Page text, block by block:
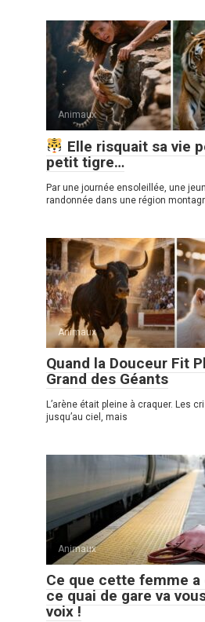
Animaux
Elle risquait sa vie
petit tigre…
Par une journée ensoleillée, une
randonnée dans une région
Animaux
Quand la Douceur Fit
Grand des Géants
L’arène était pleine à craquer. Les
jusqu’au ciel, mais
Animaux
Ce que cette femme
ce quai de gare va
voix !